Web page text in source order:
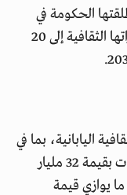
الحكومة في
يونيو الماضي، تسعى اليابان إلى زيادة صادراتها الثقافية إلى 20
اليابانية، بما في
ذلك الرسوم المتحركة والمانغا، حققت عائدات بقيمة 32 مليار
من الأسواق الخارجية في عام 2022، ما يوازي قيمة